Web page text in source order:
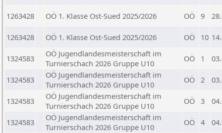
1263428 OÖ 1. Klasse Ost-Sued 2025/2026 OÖ 9
1263428 OÖ 1. Klasse Ost-Sued 2025/2026 OÖ 10
1324583
OÖ Jugendlandesmeisterschaft im
Turnierschach 2026 Gruppe U10
OÖ 1
1324583
OÖ Jugendlandesmeisterschaft im
Turnierschach 2026 Gruppe U10
OÖ 2
1324583
OÖ Jugendlandesmeisterschaft im
Turnierschach 2026 Gruppe U10
OÖ 3
1324583
OÖ Jugendlandesmeisterschaft im
Turnierschach 2026 Gruppe U10
OÖ 4